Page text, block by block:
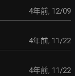
4年前, 12/09
4年前, 11/22
4年前, 11/22